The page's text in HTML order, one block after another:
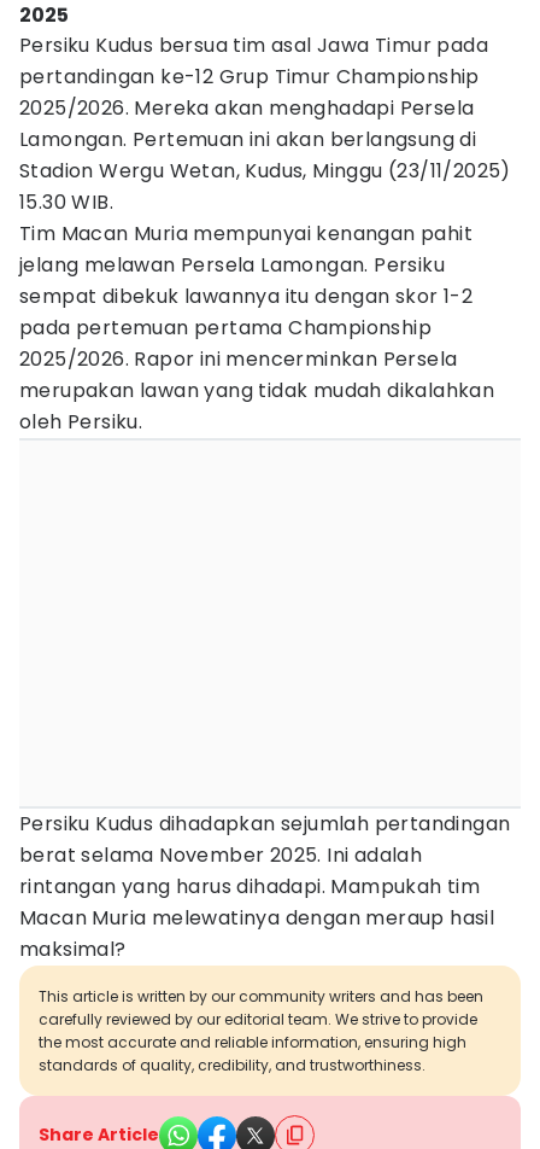
2025
Persiku Kudus bersua tim asal Jawa Timur pada
pertandingan ke-12 Grup Timur Championship
2025/2026. Mereka akan menghadapi Persela
Lamongan. Pertemuan ini akan berlangsung di
Stadion Wergu Wetan, Kudus, Minggu (23/11/2025)
15.30 WIB.
Tim Macan Muria mempunyai kenangan pahit
jelang melawan Persela Lamongan. Persiku
sempat dibekuk lawannya itu dengan skor 1-2
pada pertemuan pertama Championship
2025/2026. Rapor ini mencerminkan Persela
merupakan lawan yang tidak mudah dikalahkan
oleh Persiku.
Persiku Kudus dihadapkan sejumlah pertandingan
berat selama November 2025. Ini adalah
rintangan yang harus dihadapi. Mampukah tim
Macan Muria melewatinya dengan meraup hasil
maksimal?
This article is written by our community writers and has been
carefully reviewed by our editorial team. We strive to provide
the most accurate and reliable information, ensuring high
standards of quality, credibility, and trustworthiness.
Share Article